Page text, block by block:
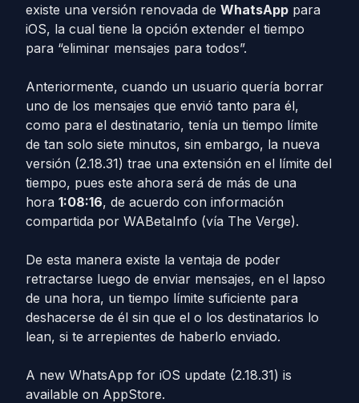
existe una versión renovada de WhatsApp para
iOS, la cual tiene la opción extender el tiempo
para “eliminar mensajes para todos”.
Anteriormente, cuando un usuario quería borrar
uno de los mensajes que envió tanto para él,
como para el destinatario, tenía un tiempo límite
de tan solo siete minutos, sin embargo, la nueva
versión (2.18.31) trae una extensión en el límite del
tiempo, pues este ahora será de más de una
hora 1:08:16, de acuerdo con información
compartida por WABetaInfo (vía The Verge).
De esta manera existe la ventaja de poder
retractarse luego de enviar mensajes, en el lapso
de una hora, un tiempo límite suficiente para
deshacerse de él sin que el o los destinatarios lo
lean, si te arrepientes de haberlo enviado.
A new WhatsApp for iOS update (2.18.31) is
available on AppStore.